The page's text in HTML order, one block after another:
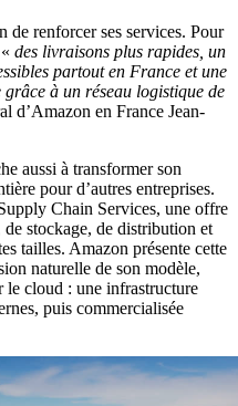
de renforcer ses services. Pour
des livraisons plus rapides, un
partout en France et une
à un réseau logistique de
d’Amazon en France Jean-
aussi à transformer son
pour d’autres entreprises.
Chain Services, une offre
stockage, de distribution et
tailles. Amazon présente cette
naturelle de son modèle,
le cloud : une infrastructure
puis commercialisée